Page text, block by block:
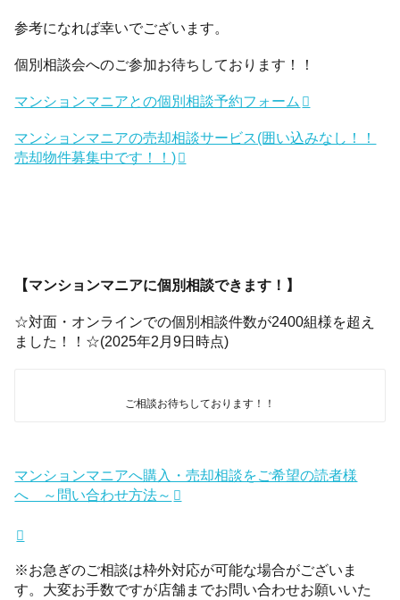
参考になれば幸いでございます。
個別相談会へのご参加お待ちしております！！
マンションマニアとの個別相談予約フォーム
マンションマニアの売却相談サービス(囲い込みなし！！
売却物件募集中です！！)
【マンションマニアに個別相談できます！】
☆対面・オンラインでの個別相談件数が2400組様を超え
ました！！☆(2025年2月9日時点)
ご相談お待ちしております！！
マンションマニアへ購入・売却相談をご希望の読者様
へ ～問い合わせ方法～
※お急ぎのご相談は枠外対応が可能な場合がございま
す。大変お手数ですが店舗までお問い合わせお願いいた